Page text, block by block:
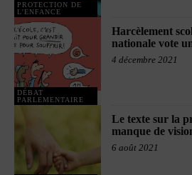
PROTECTION DE
L'ENFANCE
DÉBAT
PARLEMENTAIRE
Harcèlement
nationale vote
4 décembre 2021
Le texte sur la
manque de
6 août 2021